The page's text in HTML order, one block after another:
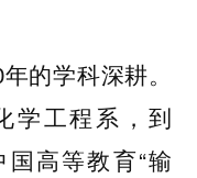
的学科深耕。
学工程系，到
高等教育“输